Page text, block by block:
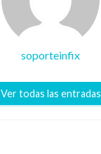
soporteinfix
Ver todas las entradas